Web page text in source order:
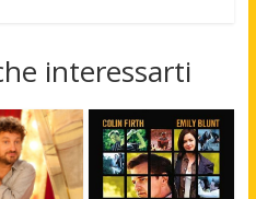
interessarti